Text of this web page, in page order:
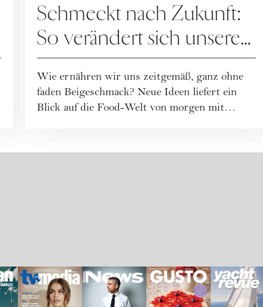
Schmeckt nach Zukunft:
So verändert sich unsere
Ernährung
Wie ernähren wir uns zeitgemäß, ganz ohne
faden Beigeschmack? Neue Ideen liefert ein
Blick auf die Food-Welt von morgen mit